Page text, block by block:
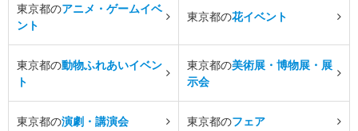
東京都のアニメ・ゲームイベ
ント
東京都の花イベント
東京都の動物ふれあいイベン
ト
東京都の美術展・博物展・展
示会
東京都の演劇・講演会 東京都のフェア